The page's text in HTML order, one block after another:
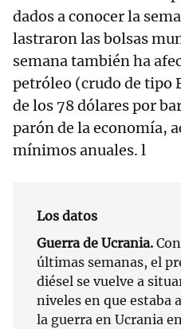
dados a conocer la
lastraron las bolsas
semana también ha
petróleo (crudo de tipo
de los 78 dólares por
parón de la economía,
mínimos anuales. l
Los datos
Guerra de Ucrania.
últimas semanas, el
diésel se vuelve a
niveles en que estaba
la guerra en Ucrania